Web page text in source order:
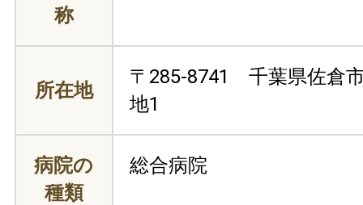
称
所在地
〒285-8741 千葉県佐倉
地1
病院の
種類
総合病院